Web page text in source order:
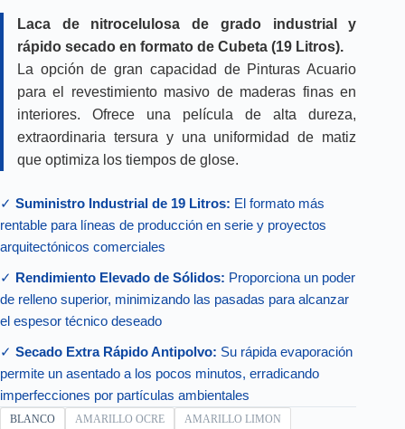
precios:
desde
$1,884.85
hasta
$3,083.87
Laca de nitrocelulosa de grado industrial y
rápido secado en formato de Cubeta (19 Litros).
La opción de gran capacidad de Pinturas Acuario
para el revestimiento masivo de maderas finas en
interiores. Ofrece una película de alta dureza,
extraordinaria tersura y una uniformidad de matiz
que optimiza los tiempos de glose.
✓ Suministro Industrial de 19 Litros: El formato más
rentable para líneas de producción en serie y proyectos
arquitectónicos comerciales
✓ Rendimiento Elevado de Sólidos: Proporciona un poder
de relleno superior, minimizando las pasadas para alcanzar
el espesor técnico deseado
✓ Secado Extra Rápido Antipolvo: Su rápida evaporación
permite un asentado a los pocos minutos, erradicando
imperfecciones por partículas ambientales
BLANCO AMARILLO OCRE
AMARILLO LIMON